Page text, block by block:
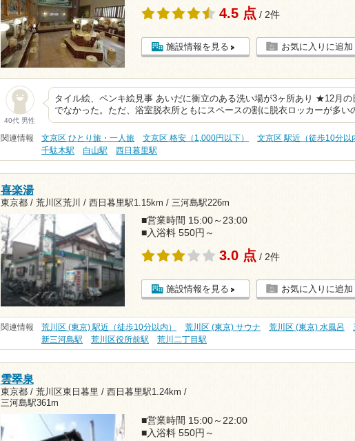
4.5 点 / 2件
施設情報を見る お気に入りに追加
40代 男性
タイル絵、ペンキ絵見事 あいだに衝立のある洗い場が3ヶ所あり ★12月の
でなかった。ただ、浴室脱衣所ともにスペースの割に脱衣ロッカーが多
関連情報 文京区 ひとり旅・一人旅 文京区 格安（1,000円以下） 文京区 駅近（徒歩10分以
千駄木駅
白山駅 西日暮里駅
喜楽湯
東京都 / 荒川区荒川 / 西日暮里駅1.15km / 三河島駅226m
■営業時間 15:00～23:00
■入浴料 550円～
3.0 点 / 2件
施設情報を見る お気に入りに追加
関連情報 荒川区 (東京) 駅近（徒歩10分以内） 荒川区 (東京) サウナ 荒川区 (東京) 水風呂
新三河島駅
荒川区役所前駅 荒川二丁目駅
雲翠泉
東京都 / 荒川区東日暮里 / 西日暮里駅1.24km /
三河島駅361m
■営業時間 15:00～22:00
■入浴料 550円～